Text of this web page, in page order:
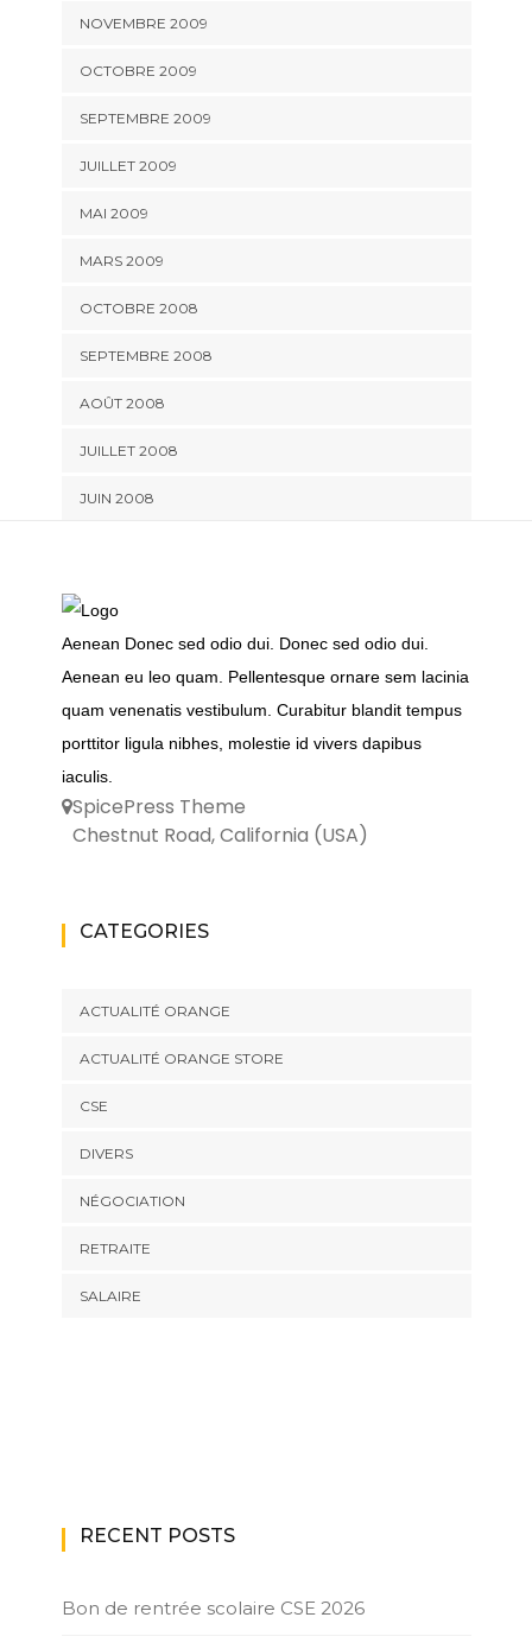
NOVEMBRE 2009
OCTOBRE 2009
SEPTEMBRE 2009
JUILLET 2009
MAI 2009
MARS 2009
OCTOBRE 2008
SEPTEMBRE 2008
AOÛT 2008
JUILLET 2008
JUIN 2008
Aenean Donec sed odio dui. Donec sed odio dui.
Aenean eu leo quam. Pellentesque ornare sem lacinia
quam venenatis vestibulum. Curabitur blandit tempus
porttitor ligula nibhes, molestie id vivers dapibus
iaculis.
SpicePress Theme
Chestnut Road, California (USA)
CATEGORIES
ACTUALITÉ ORANGE
ACTUALITÉ ORANGE STORE
CSE
DIVERS
NÉGOCIATION
RETRAITE
SALAIRE
RECENT POSTS
Bon de rentrée scolaire CSE 2026